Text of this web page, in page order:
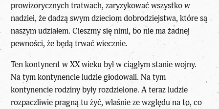
prowizorycznych tratwach, zaryzykować wszystko w
nadziei, że dadzą swym dzieciom dobrodziejstwa, które są
naszym udziałem. Cieszmy się nimi, bo nie ma żadnej
pewności, że będą trwać wiecznie.
Ten kontynent w XX wieku był w ciągłym stanie wojny.
Na tym kontynencie ludzie głodowali. Na tym
kontynencie rodziny były rozdzielone. A teraz ludzie
rozpaczliwie pragną tu żyć, właśnie ze względu na to, co